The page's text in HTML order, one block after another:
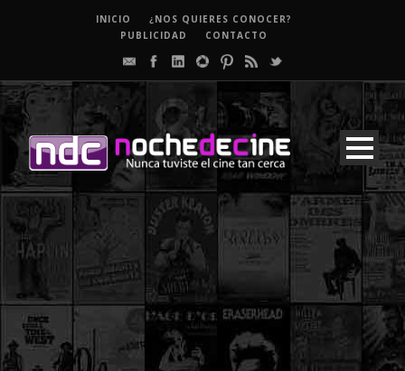
INICIO
¿NOS QUIERES CONOCER?
PUBLICIDAD
CONTACTO